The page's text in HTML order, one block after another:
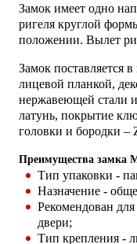
Замок имеет одно
ригеля круглой
положении. Вылет
Замок поставляется
лицевой планкой,
нержавеющей стали
латунь, покрытие
головки и бородки –
Преимущества
Тип упаковки -
Назначение -
Рекомендован
двери;
Тип крепления -